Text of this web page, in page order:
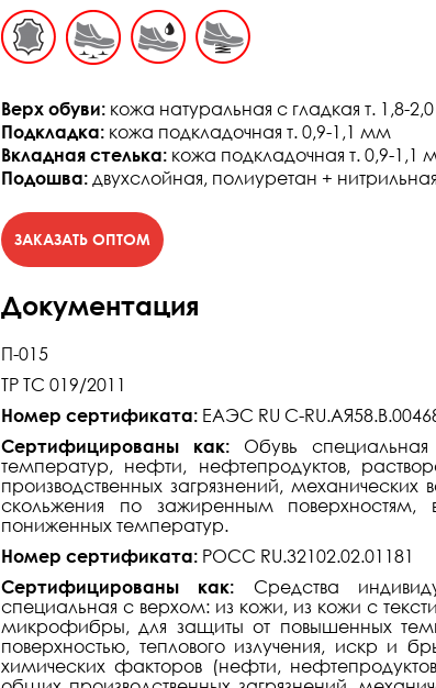
Верх обуви: кожа натуральная с гладкая т. 1,8-
Подкладка: кожа подкладочная т. 0,9-1,1 мм
Вкладная стелька: кожа подкладочная т. 0,9-1,1
Подошва: двухслойная, полиуретан +
Документация
П-015
ТР ТС 019/2011
Номер сертификата: ЕАЭС RU С-
Сертифицированы как: Обувь
температур, нефти, нефтепродуктов,
производственных загрязнений, механических
скольжения по зажиренным
пониженных температур.
Номер сертификата: РОСС RU.32102.02.01181
Сертифицированы как: Средства
специальная с верхом: из кожи, из кожи с
микрофибры, для защиты от повышенных
поверхностью, теплового излучения, искр и
химических факторов (нефти,